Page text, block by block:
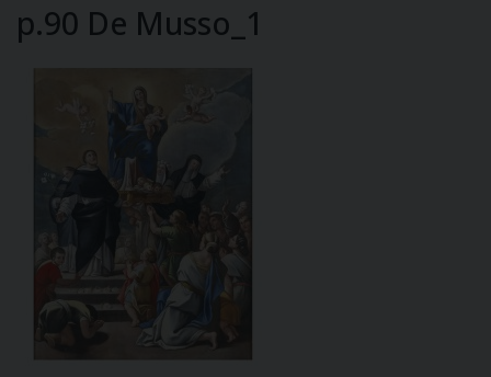
p.90 De Musso_1